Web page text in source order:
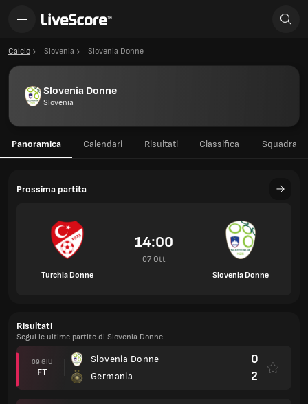
Calcio Slovenia Slovenia Donne
Slovenia Donne
Slovenia
Panoramica Calendari Risultati Classifica Squadra
Prossima partita
Turchia Donne
14:00
07 Ott
Slovenia Donne
Risultati
Segui le ultime partite di Slovenia Donne
09 GIU
FT
Slovenia Donne
Germania
0
2